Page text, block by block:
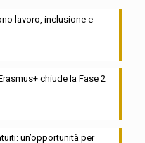
lavoro, inclusione e
chiude la Fase 2
un’opportunità per